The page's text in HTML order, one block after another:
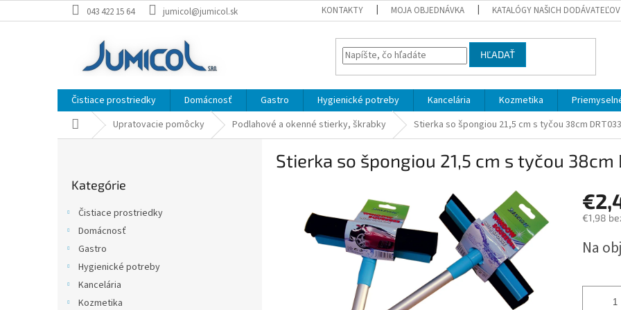
na
043 422 15 64 jumicol@jumicol.sk KONTAKTY MOJA OBJEDNÁVKA KATALÓGY NAŠICH DODÁVATEĽOV
HĽADAŤ
Čistiace prostriedky Domácnosť Gastro Hygienické potreby Kancelária Kozmetika
DomovUpratovacie pomôcky Podlahové a okenné stierky, škrabky Stierka so špongiou 21,5 cm s tyčou 38cm
kategórie
Kategórie
Čistiace prostriedky
Domácnosť
Gastro
Hygienické potreby
Kancelária
Kozmetika
Stierka so špongiou 21,5 cm s tyčou 38cm
€1,98
cena:
Na